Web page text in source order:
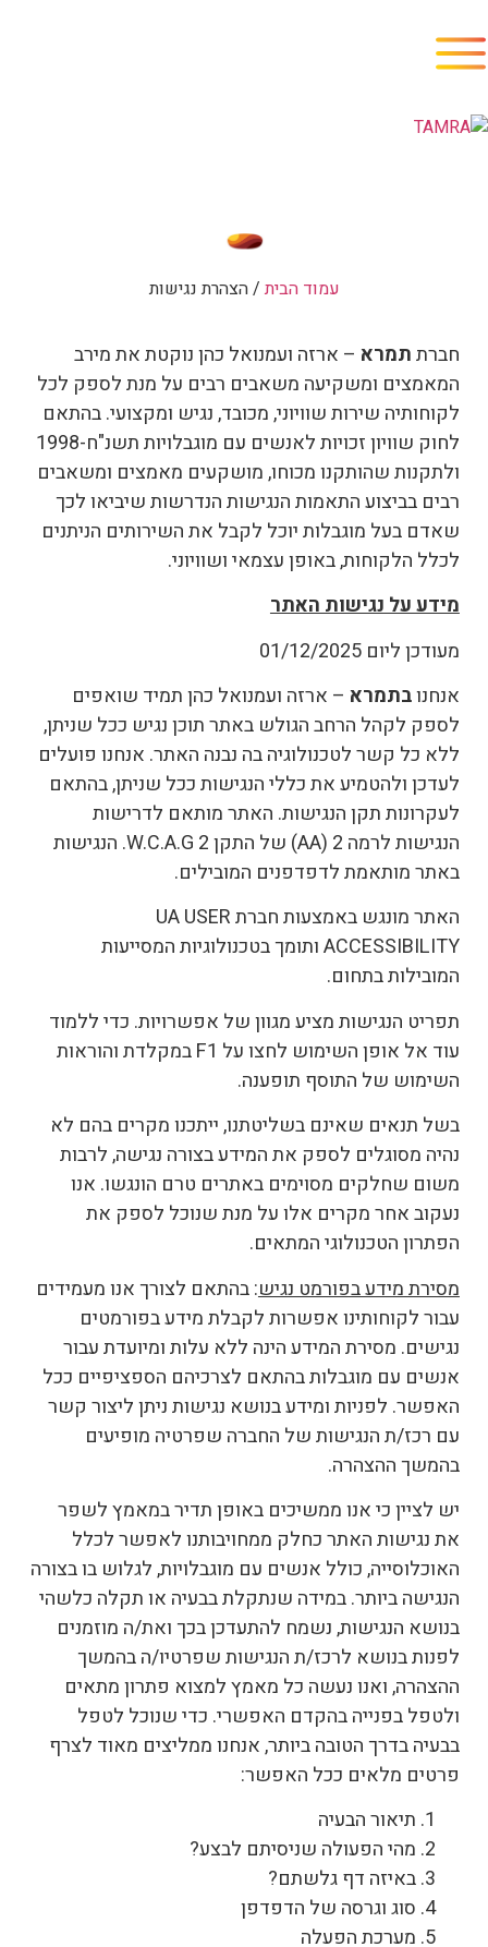
עמוד הבית/ הצהרת נגישות
חברתתמרא – ארזה ועמנואל כהן נוקטת את מירב
המאמצים ומשקיעה משאבים רבים על מנת לספק לכל
לקוחותיה שירות שוויוני, מכובד, נגיש ומקצועי. בהתאם
לחוק שוויון זכויות לאנשים עם מוגבלויות תשנ"ח-1998
ולתקנות שהותקנו מכוחו, מושקעים מאמצים ומשאבים
רבים בביצוע התאמות הנגישות הנדרשות שיביאו לכך
שאדם בעל מוגבלות יוכל לקבל את השירותים הניתנים
לכלל הלקוחות, באופן עצמאי ושוויוני.
מידע על נגישות האתר
מעודכן ליום ‏01/12/2025
אנחנובתמרא – ארזה ועמנואל כהן תמיד שואפים
לספק לקהל הרחב הגולש באתר תוכן נגיש ככל שניתן,
ללא כל קשר לטכנולוגיה בה נבנה האתר. אנחנו פועלים
לעדכן ולהטמיע את כללי הנגישות ככל שניתן, בהתאם
לעקרונות תקן הנגישות. האתר מותאם לדרישות
הנגישות לרמה 2 (AA) של התקן W.C.A.G 2. הנגישות
באתר מותאמת לדפדפנים המובילים.
האתר מונגש באמצעות חברת UA USER
ACCESSIBILITY ותומך בטכנולוגיות המסייעות
המובילות בתחום.
תפריט הנגישות מציע מגוון של אפשרויות. כדי ללמוד
עוד אל אופן השימוש לחצו על F1 במקלדת והוראות
השימוש של התוסף תופענה.
בשל תנאים שאינם בשליטתנו, ייתכנו מקרים בהם לא
נהיה מסוגלים לספק את המידע בצורה נגישה, לרבות
משום שחלקים מסוימים באתרים טרם הונגשו. אנו
נעקוב אחר מקרים אלו על מנת שנוכל לספק את
הפתרון הטכנולוגי המתאים.
מסירת מידע בפורמט נגיש: בהתאם לצורך אנו מעמידים
עבור לקוחותינו אפשרות לקבלת מידע בפורמטים
נגישים. מסירת המידע הינה ללא עלות ומיועדת עבור
אנשים עם מוגבלות בהתאם לצרכיהם הספציפיים ככל
האפשר. לפניות ומידע בנושא נגישות ניתן ליצור קשר
עם רכז/ת הנגישות של החברה שפרטיה מופיעים
בהמשך ההצהרה.
יש לציין כי אנו ממשיכים באופן תדיר במאמץ לשפר
את נגישות האתר כחלק ממחויבותנו לאפשר לכלל
האוכלוסייה, כולל אנשים עם מוגבלויות, לגלוש בו בצורה
הנגישה ביותר. במידה שנתקלת בבעיה או תקלה כלשהי
בנושא הנגישות, נשמח להתעדכן בכך ואת/ה מוזמנים
לפנות בנושא לרכז/ת הנגישות שפרטיו/ה בהמשך
ההצהרה, ואנו נעשה כל מאמץ למצוא פתרון מתאים
ולטפל בפנייה בהקדם האפשרי. כדי שנוכל לטפל
בבעיה בדרך הטובה ביותר, אנחנו ממליצים מאוד לצרף
פרטים מלאים ככל האפשר:
תיאור הבעיה
מהי הפעולה שניסיתם לבצע?
באיזה דף גלשתם?
סוג וגרסה של הדפדפן
מערכת הפעלה